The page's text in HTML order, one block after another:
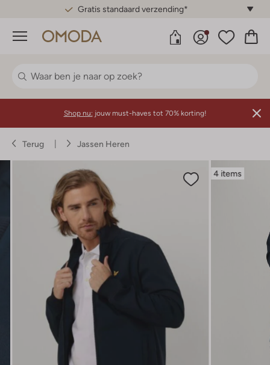
Gratis standaard verzending*
Menu
Shop nu: jouw must-haves tot 70% korting!
Terug Jassen Heren
4 items